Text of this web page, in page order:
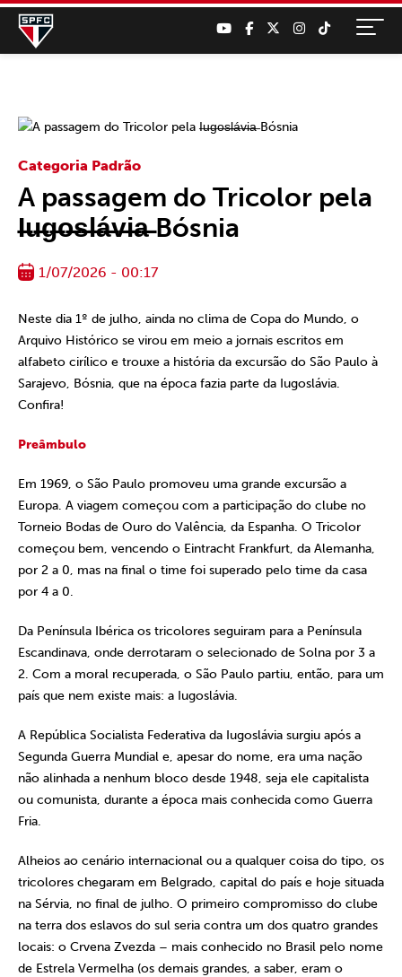
Categoria Padrão
A passagem do Tricolor pela
I̶u̶g̶o̶s̶l̶á̶v̶i̶a̶ Bósnia
1/07/2026 - 00:17
Neste dia 1º de julho, ainda no clima de Copa do Mundo, o
Arquivo Histórico se virou em meio a jornais escritos em
alfabeto cirílico e trouxe a história da excursão do São Paulo à
Sarajevo, Bósnia, que na época fazia parte da Iugoslávia.
Confira!
Preâmbulo
Em 1969, o São Paulo promoveu uma grande excursão a
Europa. A viagem começou com a participação do clube no
Torneio Bodas de Ouro do Valência, da Espanha. O Tricolor
começou bem, vencendo o Eintracht Frankfurt, da Alemanha,
por 2 a 0, mas na final o time foi superado pelo time da casa
por 4 a 0.
Da Península Ibérica os tricolores seguiram para a Península
Escandinava, onde derrotaram o selecionado de Solna por 3 a
2. Com a moral recuperada, o São Paulo partiu, então, para um
país que nem existe mais: a Iugoslávia.
A República Socialista Federativa da Iugoslávia surgiu após a
Segunda Guerra Mundial e, apesar do nome, era uma nação
não alinhada a nenhum bloco desde 1948, seja ele capitalista
ou comunista, durante a época mais conhecida como Guerra
Fria.
Alheios ao cenário internacional ou a qualquer coisa do tipo, os
tricolores chegaram em Belgrado, capital do país e hoje situada
na Sérvia, no final de julho. O primeiro compromisso do clube
na terra dos eslavos do sul seria contra um dos quatro grandes
locais: o Crvena Zvezda – mais conhecido no Brasil pelo nome
de Estrela Vermelha (os demais grandes, a saber, eram o